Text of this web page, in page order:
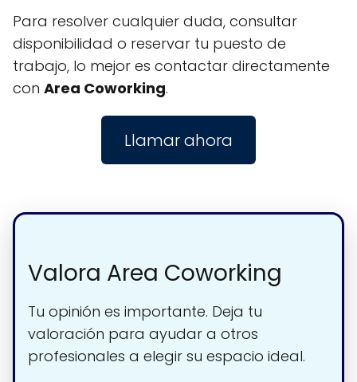
Para resolver cualquier duda, consultar
disponibilidad o reservar tu puesto de
trabajo, lo mejor es contactar directamente
con Area Coworking.
Llamar ahora
Valora Area Coworking
Tu opinión es importante. Deja tu
valoración para ayudar a otros
profesionales a elegir su espacio ideal.